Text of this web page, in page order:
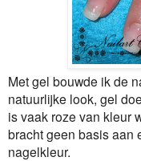
Met gel bouwde ik de
natuurlijke look, gel
is vaak roze van kleur
bracht geen basis aan
nagelkleur.